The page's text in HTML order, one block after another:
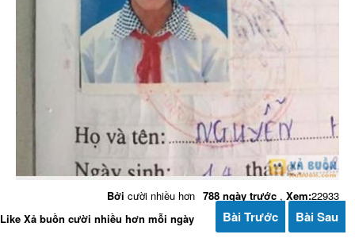
788 ngày trước , Xem:22933
Bởi cười nhiều hơn
Bài Trước Bài Sau
Like Xả buồn cười nhiều hơn mỗi ngày